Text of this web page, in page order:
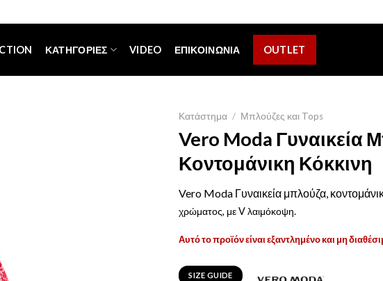
ΚΑΤΗΓΟΡΊΕΣ VIDEO ΕΠΙΚΟΙΝΩΝΊΑ OUTLET
Κατάστημα / Μπλούζες και Tops
Vero Moda Γυναικεία
Κοντομάνικη Κόκκινη
Vero Moda Γυναικεία μπλούζα,
χρώματος, με V λαιμόκοψη.
Αυτό το προϊόν είναι εξαντλημένο και μη
SIZE GUIDE